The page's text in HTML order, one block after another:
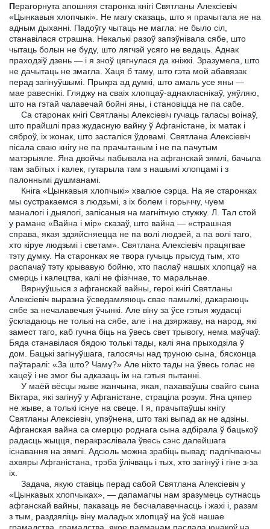
Перагорнута апошняя старонка кнігі Святланы Алексіевіч
«Цынкавыя хлопчыкі». Не магу сказаць, што я прачытала яе на
адным дыханні. Падоўгу чытаць не магла: не было сіл,
станавілася страшна. Некалькі разоў запэўнівала сябе, што
чытаць болын не буду, што лягчэй усяго не ведаць. Аднак
праходзіў дзень — і я зноў цягнулася да кніжкі. Зразумела, што
не дачытаць не змагла. Хаця б таму, што гэта мой абавязак
перад загінуўшымі. Прыкра ад думкі, што амаль усе яны —
мае равеснікі. Гляджу на сваіх хлопцаў-аднакласнікаў, уяўляю,
што на гэтай чалавечай бойні яны, і становіцца не па сабе.
Са старонак кнігі Святланы Алексіевіч гучаць галасы воінаў,
што прайшлі праз жудасную вайну ў Афганістане, іх матак і
сяброў, іх жонак, што засталіся ўдовамі. Святлана Алексіевіч
пісала сваю кнігу не па прачытаным і не па пачутым
матэрыяле. Яна двойчы пабывала на афганскай зямлі, бачыла
там забітых і калек, гутарыла там з нашымі хлопцамі і з
палоннымі душманамі.
Кніга «Цынкавыя хлопчыкі» хвалюе сэрца. На яе старонках
мы сустракаемся з людзьмі, з іх болем і горыччу, чуем
маналогі і дыялогі, запісаныя на магнітную стужку. Л. Тал стой
у рамане «Вайна і мір» сказаў, што вайна — «страшная
справа, якая здзяйсняецца не па волі людзей, а па волі таго,
хто кіруе людзьмі і светам». Святлана Алексіевіч працягвае
тэту думку. На старонках яе твора гучыць прысуд тым, хто
распачаў тэту крывавую бойню, хто паслаў нашых хлопцаў на
смерць і калецтва, калі не фізічнае, то маральнае.
Вярнуўшыся з афганскай вайны, героі кнігі Святланы
Алексіевіч выразна ўсведамляюць свае памылкі, дакараюць
сябе за нечалавечыя ўчынкі. Але віну за ўсе гэтыя жудасці
ўскладаюць не толькі на сябе, але і на дзяржаву, на народ, які
замест таго, каб гучна біць на ўвесь свет трывогу, нема маўчаў.
Бяда станавілася бядою толькі тады, калі яна прыходзіла ў
дом. Бацькі загінуўшага, галосячы над труною сына, бясконца
паўтаралі: «За што? Чаму?» Але ніхто тады на ўвесь голас не
хацеў і не змог бы адказаць ім на гэтыя пытанні.
У маёй вёсцы жыве жанчына, якая, пахаваўшы свайго сына
Віктара, які загінуў у Афганістане, страціла розум. Яна цяпер
не жыве, а толькі існуе на свеце. I я, прачытаўшы кнігу
Святланы Алексіевіч, упэўнена, што такі выпад ак не адзіны.
Афганская вайна са смерцю роднага сына адбірала ў бацькоў
радасць жыцця, перакрэслівала ўвесь сэнс далейшага
існавання на зямлі. Адсюль можна зрабіць вывад: падлічваючы
ахвяры Афганістана, трэба ўлічваць і тых, хто загінуў і гіне з-за
іх.
Задача, якую ставіць перад сабой Святлана Алексіевіч у
«Цынкавых хлопчыках», — дапамагчы нам зразумець сутнасць
афганскай вайны, паказаць яе бесчалавечнасць і жахі і, разам
з тым, раздзяліць віну маладых хлопцаў на ўсё нашае
грамадства, грамадства, якое падманам паслала юнакоў на